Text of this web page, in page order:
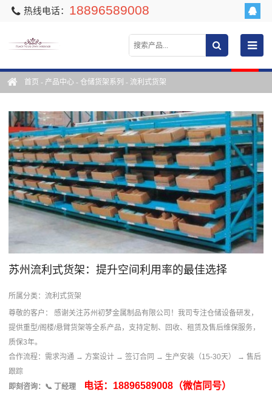
热线电话： 18896589008
首页 - 产品中心 - 仓储货架系列 - 流利式货架
苏州流利式货架：提升空间利用率的最佳选择
所属分类： 流利式货架
尊敬的客户： 感谢关注苏州初梦金属制品有限公司！我司专注仓储设备研发，
提供重型/阁楼/悬臂货架等全系产品，支持定制、回收、租赁及售后维保服务，
质保3年。
合作流程：​ 需求沟通 → 方案设计 → 签订合同 → 生产安装（15-30天） → 售后
跟踪
即刻咨询：​ 📞 丁经理
电话：18896589008（微信同号）